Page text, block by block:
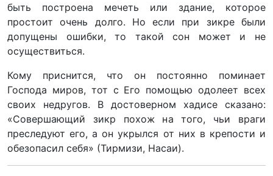
быть построена мечеть или здание, которое
простоит очень долго. Но если при зикре были
допущены ошибки, то такой сон может и не
осуществиться.
Кому приснится, что он постоянно поминает
Господа миров, тот с Его помощью одолеет всех
своих недругов. В достоверном хадисе сказано:
«Совершающий зикр похож на того, чьи враги
преследуют его, а он укрылся от них в крепости и
обезопасил себя» (Тирмизи, Насаи).